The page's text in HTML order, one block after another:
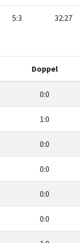
5:3 32:27
Doppel
0:0
1:0
0:0
0:0
0:0
0:0